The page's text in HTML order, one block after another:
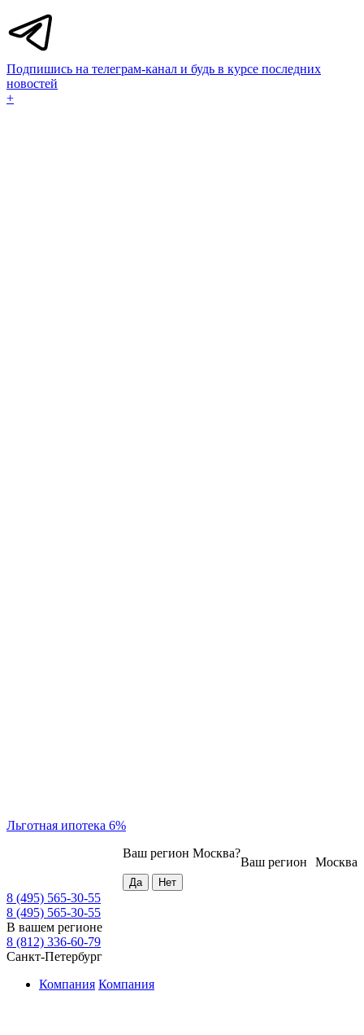
Подпишись на телеграм-канал и будь в курсе последних
новостей
+
Льготная ипотека 6%
Москва
Ваш регион
Ваш регион Москва?
8 (495) 565-30-55
8 (495) 565-30-55
В вашем регионе
8 (812) 336-60-79
Санкт-Петербург
Компания Компания